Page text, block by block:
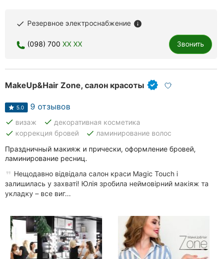
done Резервное электроснабжение info
(098) 700 XX XX Звонить
MakeUp&Hair Zone, салон красоты
5.0 9 отзывов
done визаж done декоративная косметика
done коррекция бровей done ламинирование волос
Праздничный макияж и прически, оформление бровей,
ламинирование ресниц.
Нещодавно відвідала салон краси Magic Touch і
залишилась у захваті! Юлія зробила неймовірний макіяж та
укладку – все виг...